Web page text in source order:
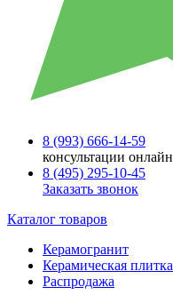
8 (993) 666-14-59
консультации онлайн
8 (495) 295-10-45
Заказать звонок
Каталог товаров
Керамогранит
Керамическая плитка
Распродажа